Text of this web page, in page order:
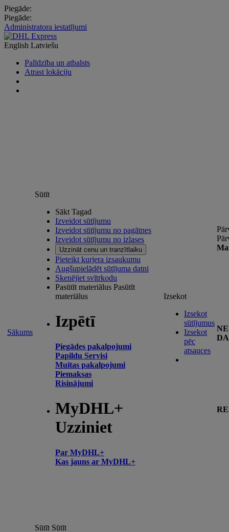
Piegāde:
Piegāde:
Administratora iestatījumi
English Latviešu
Palīdzība un atbalsts
Atrast lokāciju
Sākums
Sūtīt
Sākt Tagad
Izveidot sūtījumu
Izveidot sūtījumu no pagātnes
Izveidot sūtījumu no izlases
Uzzināt cenu un tranzītlaiku
Pieteikt kurjera izsaukumu
Augšupielādēt sūtījuma datni
Skenējiet svītrkodu
Pasūtīt materiālus Pasūtīt
materiālus
Izpētī
Piegādes pakalpojumi
Papildu Servisi
Muitas pakalpojumi
Piemaksas
Risinājumi
MyDHL+
Uzziniet
Par MyDHL+
Kas jauns ar MyDHL+
Izsekot
Izsekot
sūtījumus
Izsekot
pēc
atsauces
Sūtīt Sūtīt